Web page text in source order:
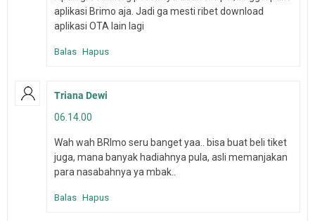
aplikasi Brimo aja. Jadi ga mesti ribet download
aplikasi OTA lain lagi
Balas Hapus
Triana Dewi
06.14.00
Wah wah BRImo seru banget yaa.. bisa buat beli tiket
juga, mana banyak hadiahnya pula, asli memanjakan
para nasabahnya ya mbak..
Balas Hapus